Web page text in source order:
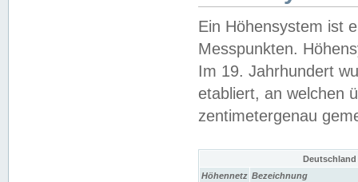
Ein Höhensystem ist
Messpunkten.
Im 19. Jahrhundert
etabliert, an welchen
zentimetergenau
Höhennetz Bezeichnung